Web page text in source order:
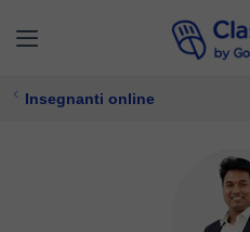
Insegnanti online